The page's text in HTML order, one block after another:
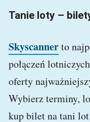
Tanie loty –
Skyscannerto
połączeń
oferty
Wybierz terminy,
kup bilet na tani